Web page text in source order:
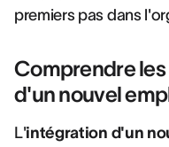
premiers pas dans
Comprendre
d'un nouvel
L'intégration d'un